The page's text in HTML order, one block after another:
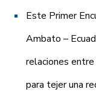
Este Primer
Ambato –
relaciones
para tejer una